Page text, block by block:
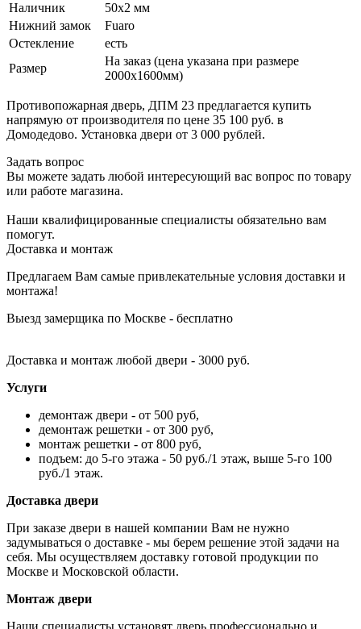
Наличник
50х2 мм
Нижний замок
Fuaro
Остекление
есть
Размер
На заказ (цена указана при размере
2000х1600мм)
Противопожарная дверь, ДПМ 23 предлагается купить
напрямую от производителя по цене 35 100 руб. в
Домодедово. Установка двери от 3 000 рублей.
Задать вопрос
Вы можете задать любой интересующий вас вопрос по товару
или работе магазина.
Наши квалифицированные специалисты обязательно вам
помогут.
Доставка и монтаж
Предлагаем Вам самые привлекательные условия доставки и
монтажа!
Выезд замерщика по Москве - бесплатно
Доставка и монтаж любой двери - 3000 руб.
Услуги
демонтаж двери - от 500 руб,
демонтаж решетки - от 300 руб,
монтаж решетки - от 800 руб,
подъем: до 5-го этажа - 50 руб./1 этаж, выше 5-го 100
руб./1 этаж.
Доставка двери
При заказе двери в нашей компании Вам не нужно
задумываться о доставке - мы берем решение этой задачи на
себя. Мы осуществляем доставку готовой продукции по
Москве и Московской области.
Монтаж двери